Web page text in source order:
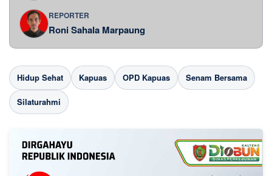
REPORTER
Roni Sahala Marpaung
Hidup Sehat Kapuas OPD Kapuas Senam Bersama
Silaturahmi